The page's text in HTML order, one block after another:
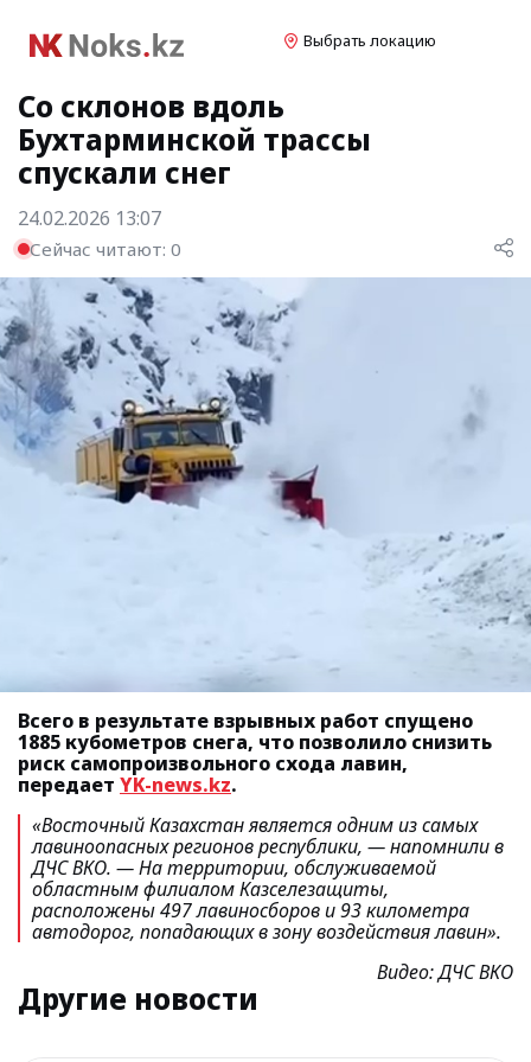
Выбрать локацию
Со склонов вдоль
Бухтарминской трассы
спускали снег
24.02.2026 13:07
Сейчас читают: 0
Всего в результате взрывных работ спущено
1885 кубометров снега, что позволило снизить
риск самопроизвольного схода лавин,
передает YK-news.kz.
«Восточный Казахстан является одним из самых
лавиноопасных регионов республики, — напомнили в
ДЧС ВКО. — На территории, обслуживаемой
областным филиалом Казселезащиты,
расположены 497 лавиносборов и 93 километра
автодорог, попадающих в зону воздействия лавин».
Видео: ДЧС ВКО
Другие новости